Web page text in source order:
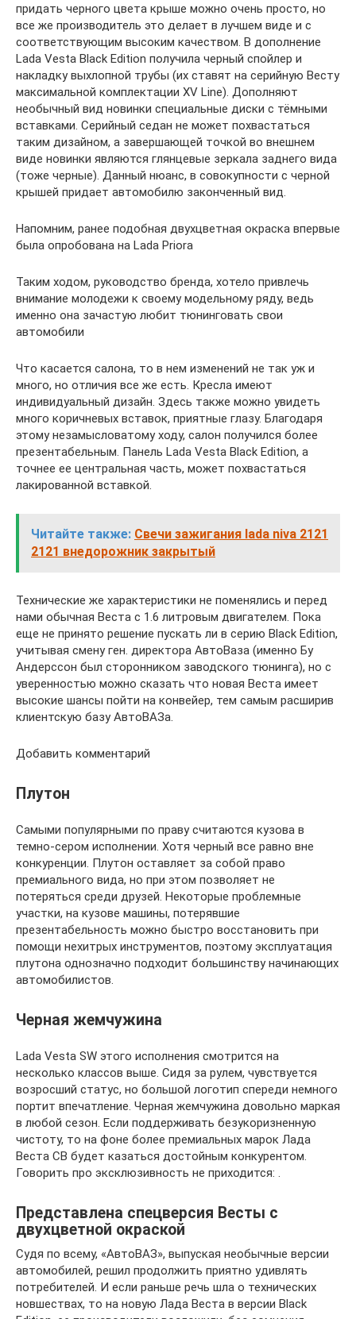
придать черного цвета крыше можно очень просто, но
все же производитель это делает в лучшем виде и с
соответствующим высоким качеством. В дополнение
Lada Vesta Black Edition получила черный спойлер и
накладку выхлопной трубы (их ставят на серийную Весту
максимальной комплектации XV Line). Дополняют
необычный вид новинки специальные диски с тёмными
вставками. Серийный седан не может похвастаться
таким дизайном, а завершающей точкой во внешнем
виде новинки являются глянцевые зеркала заднего вида
(тоже черные). Данный нюанс, в совокупности с черной
крышей придает автомобилю законченный вид.
Напомним, ранее подобная двухцветная окраска впервые
была опробована на Lada Priora
Таким ходом, руководство бренда, хотело привлечь
внимание молодежи к своему модельному ряду, ведь
именно она зачастую любит тюнинговать свои
автомобили
Что касается салона, то в нем изменений не так уж и
много, но отличия все же есть. Кресла имеют
индивидуальный дизайн. Здесь также можно увидеть
много коричневых вставок, приятные глазу. Благодаря
этому незамысловатому ходу, салон получился более
презентабельным. Панель Lada Vesta Black Edition, а
точнее ее центральная часть, может похвастаться
лакированной вставкой.
Читайте также: Свечи зажигания lada niva 2121
2121 внедорожник закрытый
Технические же характеристики не поменялись и перед
нами обычная Веста с 1.6 литровым двигателем. Пока
еще не принято решение пускать ли в серию Black Edition,
учитывая смену ген. директора АвтоВаза (именно Бу
Андерссон был сторонником заводского тюнинга), но с
уверенностью можно сказать что новая Веста имеет
высокие шансы пойти на конвейер, тем самым расширив
клиентскую базу АвтоВАЗа.
Добавить комментарий
Плутон
Самыми популярными по праву считаются кузова в
темно-сером исполнении. Хотя черный все равно вне
конкуренции. Плутон оставляет за собой право
премиального вида, но при этом позволяет не
потеряться среди друзей. Некоторые проблемные
участки, на кузове машины, потерявшие
презентабельность можно быстро восстановить при
помощи нехитрых инструментов, поэтому эксплуатация
плутона однозначно подходит большинству начинающих
автомобилистов.
Черная жемчужина
Lada Vesta SW этого исполнения смотрится на
несколько классов выше. Сидя за рулем, чувствуется
возросший статус, но большой логотип спереди немного
портит впечатление. Черная жемчужина довольно маркая
в любой сезон. Если поддерживать безукоризненную
чистоту, то на фоне более премиальных марок Лада
Веста СВ будет казаться достойным конкурентом.
Говорить про эксклюзивность не приходится: .
Представлена спецверсия Весты с
двухцветной окраской
Судя по всему, «АвтоВАЗ», выпуская необычные версии
автомобилей, решил продолжить приятно удивлять
потребителей. И если раньше речь шла о технических
новшествах, то на новую Лада Веста в версии Black